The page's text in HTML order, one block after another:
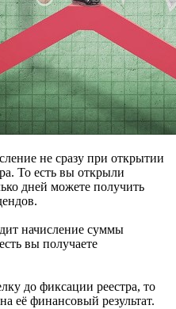
не сразу при открытии
То есть вы открыли
дней можете получить
начисление суммы
вы получаете
до фиксации реестра, то
её финансовый результат.